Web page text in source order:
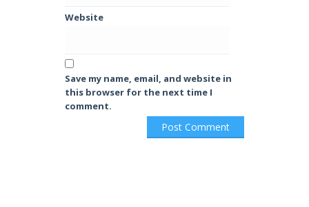
Website
Save my name, email, and website in
this browser for the next time I
comment.